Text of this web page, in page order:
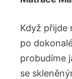
Když přijde
po
probudíme
se